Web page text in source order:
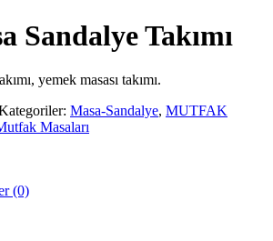
Sandalye Takımı
yemek masası takımı.
Masa-Sandalye, MUTFAK
Masaları
(0)